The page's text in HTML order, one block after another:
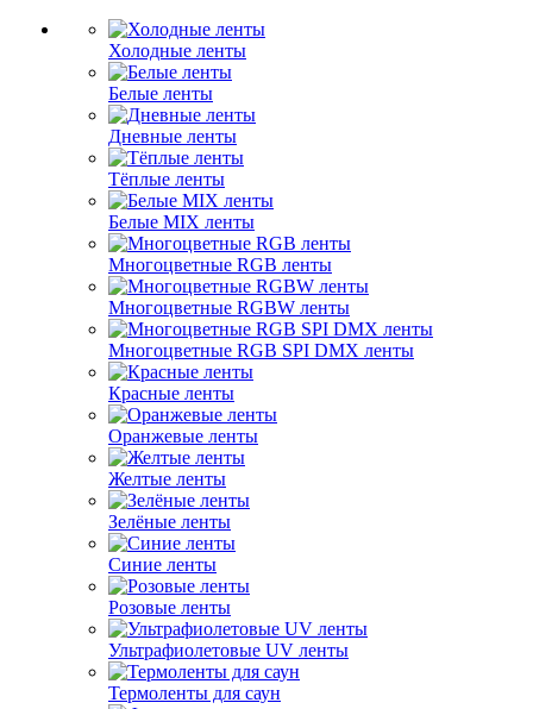
Холодные ленты
Белые ленты
Дневные ленты
Тёплые ленты
Белые MIX ленты
Многоцветные RGB ленты
Многоцветные RGBW ленты
Многоцветные RGB SPI DMX ленты
Красные ленты
Оранжевые ленты
Желтые ленты
Зелёные ленты
Синие ленты
Розовые ленты
Ультрафиолетовые UV ленты
Термоленты для саун